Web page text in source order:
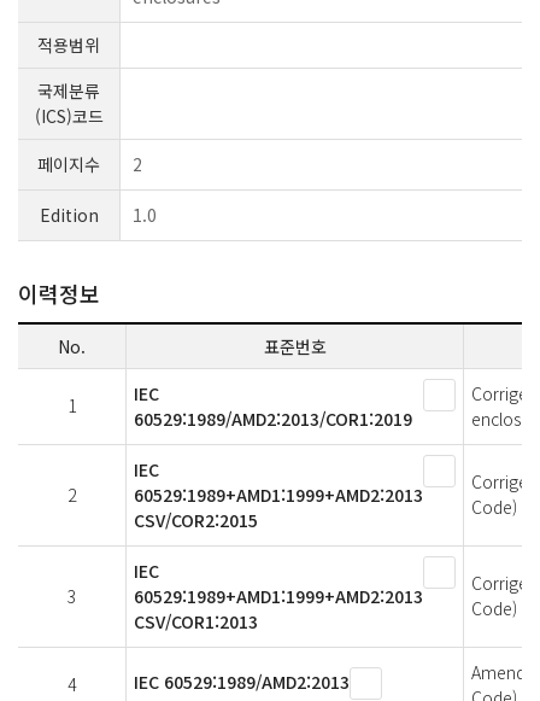
적용범위
국제분류
(ICS)코드
페이지수
2
Edition 1.0
이력정보
No. 표준번호
1
IEC
60529:1989/AMD2:2013/COR1:2019
2
IEC
60529:1989+AMD1:1999+AMD2:2013
CSV/COR2:2015
Code)
3
IEC
60529:1989+AMD1:1999+AMD2:2013
CSV/COR1:2013
Code)
4 IEC 60529:1989/AMD2:2013